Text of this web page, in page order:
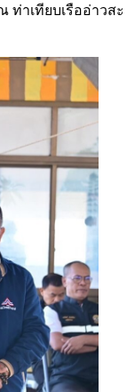
ท่าเทียบเรืออ่าวสะ